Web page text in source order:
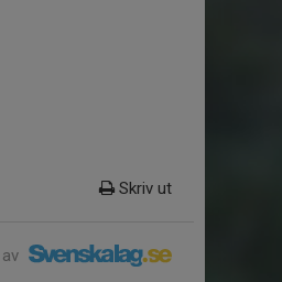
Skriv ut